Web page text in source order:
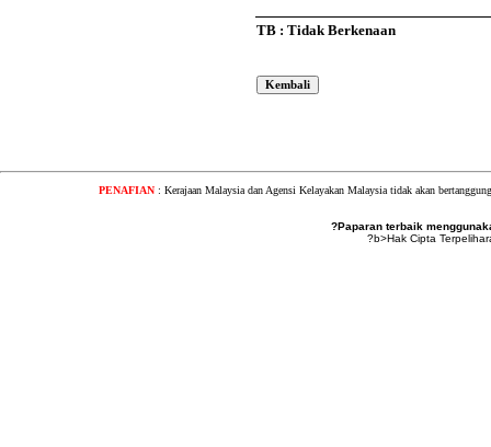
TB : Tidak Berkenaan
PENAFIAN : Kerajaan Malaysia dan Agensi Kelayakan Malaysia tidak akan
?Paparan terbaik
?b>Hak Cipta